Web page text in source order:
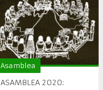
Asamblea
ASAMBLEA 2020: